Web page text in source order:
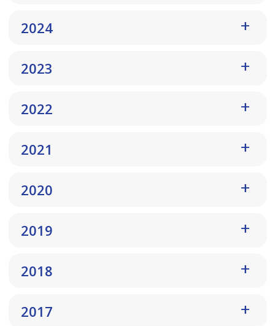
2024
2023
2022
2021
2020
2019
2018
2017